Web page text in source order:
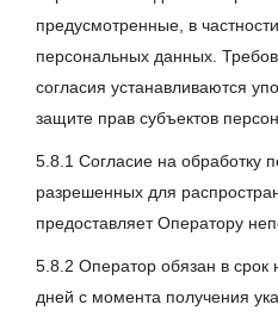
предусмотренные, в
персональных данных.
согласия устанавливаются
защите прав субъектов
5.8.1 Согласие на обработку
разрешенных для
предоставляет Оператору
5.8.2 Оператор обязан в срок
дней с момента получения